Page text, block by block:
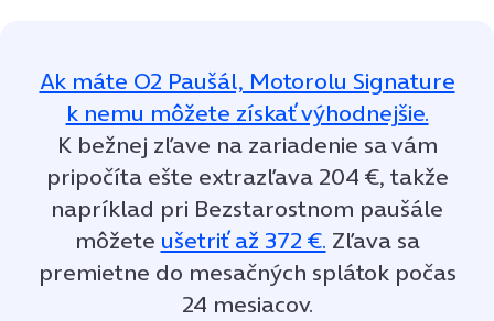
Ak máte O2 Paušál, Motorolu Signature
k nemu môžete získať výhodnejšie.
K bežnej zľave na zariadenie sa vám
pripočíta ešte extrazľava 204 €, takže
napríklad pri Bezstarostnom paušále
môžete ušetriť až 372 €. Zľava sa
premietne do mesačných splátok počas
24 mesiacov.